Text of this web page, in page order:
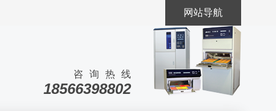
网站导航
咨询热线
18566398802